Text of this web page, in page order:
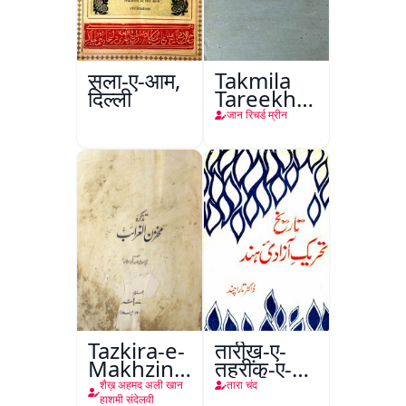
सला-ए-आम,
दिल्ली
Takmila
Tareekh
Ahl-e-
जान रिचर्ड म्रीन
Tazkira-e-
Makhzin-
ul-शैख़ अहमद अली खान
हाशमी संदेलवी
तारीख़-ए-
तहरीक-ए-
आज़ादी-ए-
तारा चंद